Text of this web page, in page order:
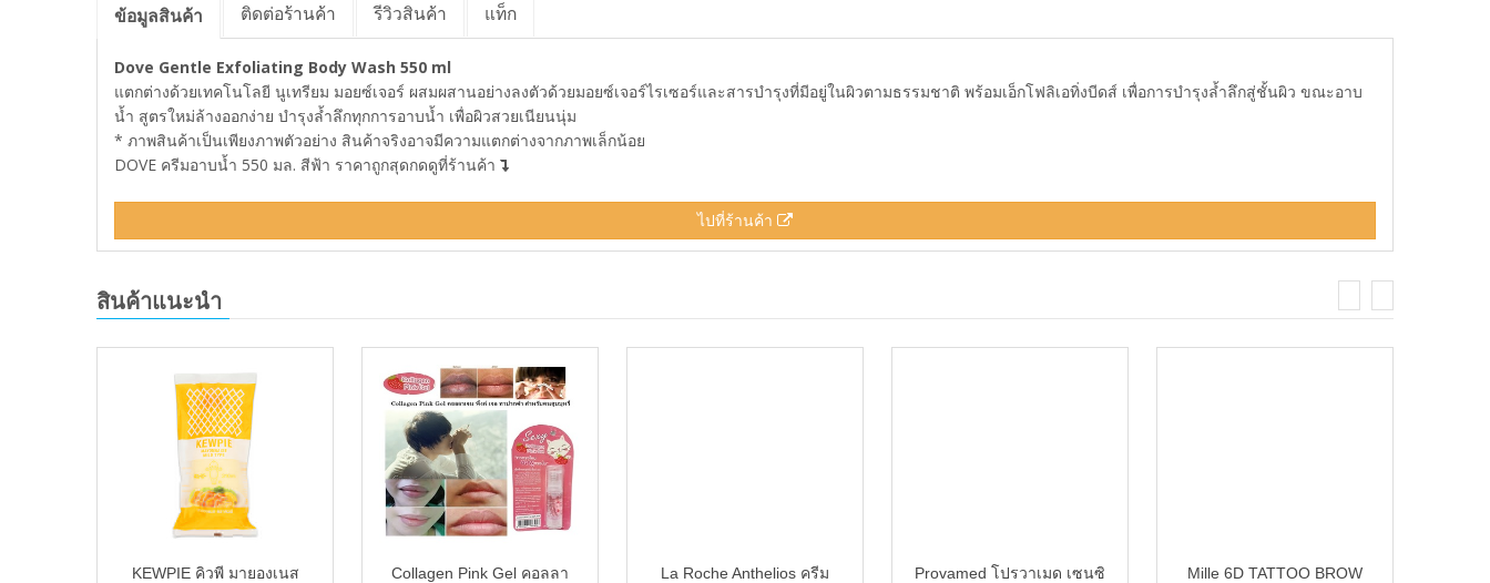
ข้อมูลสินค้า ติดต่อร้านค้า รีวิวสินค้า แท็ก
Dove Gentle Exfoliating Body Wash 550 ml
แตกต่างด้วยเทคโนโลยี นูเทรียม มอยซ์เจอร์ ผสมผสานอย่างลงตัวด้วยมอยซ์เจอร์ไรเซอร์และสารบำรุงที่มีอยู่ในผิวตามธรรมชาติ พร้อมเอ็กโฟลิเอทิ่งบีดส์ เพื่อการบำรุงล้ำลึกสู่ชั้นผิว ขณะอาบ
น้ำ สูตรใหม่ล้างออกง่าย บำรุงล้ำลึกทุกการอาบน้ำ เพื่อผิวสวยเนียนนุ่ม
* ภาพสินค้าเป็นเพียงภาพตัวอย่าง สินค้าจริงอาจมีความแตกต่างจากภาพเล็กน้อย
DOVE ครีมอาบน้ำ 550 มล. สีฟ้า ราคาถูกสุดกดดูที่ร้านค้า
ไปที่ร้านค้า
สินค้าแนะนำ
KEWPIE คิวพี มายองเนส
Collagen Pink Gel คอลลา
La Roche Anthelios ครีม
Provamed โปรวาเมด เซนซิ
Mille 6D TATTOO BROW